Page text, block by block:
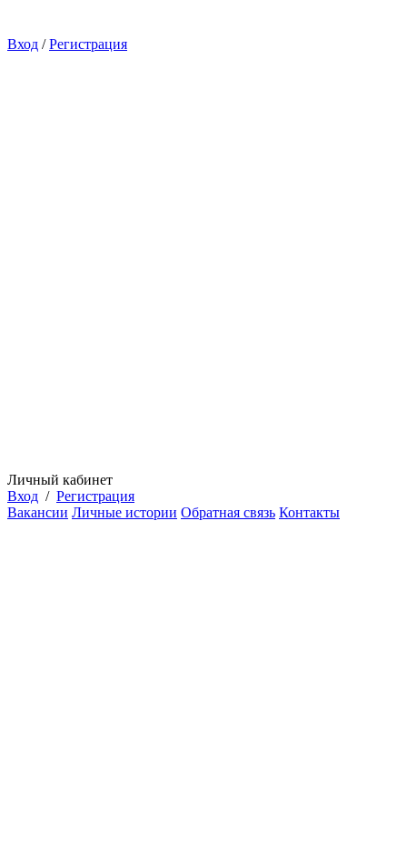
Вход / Регистрация
Личный кабинет
Вход / Регистрация
Вакансии Личные истории Обратная связь Контакты